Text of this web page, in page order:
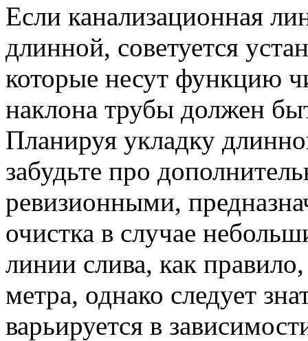
Если канализационная
длинной, советуется
которые несут функцию
наклона трубы должен
Планируя укладку
забудьте про
ревизионными,
очистка в случае
линии слива, как
метра, однако следует
варьируется в